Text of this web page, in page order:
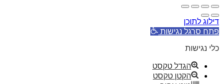
דילוג לתוכן
פתח סרגל נגישות
כלי נגישות
הגדל טקסט
הקטן טקסט